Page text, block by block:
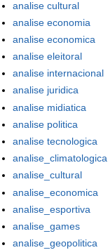
analise cultural
analise economia
analise economica
analise eleitoral
analise internacional
analise juridica
analise midiatica
analise politica
analise tecnologica
analise_climatologica
analise_cultural
analise_economica
analise_esportiva
analise_games
analise_geopolitica